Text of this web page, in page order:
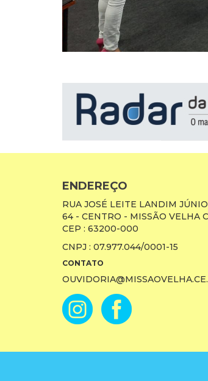
ENDEREÇO
RUA JOSÉ LEITE LANDIM
64 - CENTRO - MISSÃO VELHA
CEP : 63200-000
CNPJ : 07.977.044/0001-15
CONTATO